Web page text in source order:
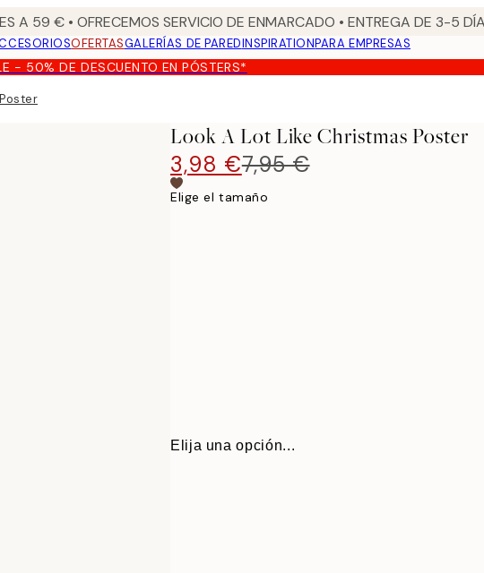
A 59 € • OFRECEMOS SERVICIO DE ENMARCADO • ENTREGA DE 3-5
OFERTASGALERÍAS DE PAREDINSPIRATIONPARA EMPRESAS
- 50% DE DESCUENTO EN PÓSTERS*
Look A Lot Like Christmas Poster
3,98 €7,95 €
Elige el tamaño
Elija una opción...